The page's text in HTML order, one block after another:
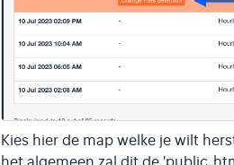
Kies hier de map welke je wilt